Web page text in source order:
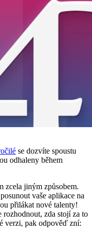
se dozvíte spoustu
odhaleny během
zcela jiným způsobem.
vaše aplikace na
přilákat nové talenty!
rozhodnout, zda stojí za to
verzi, pak odpověď zní: